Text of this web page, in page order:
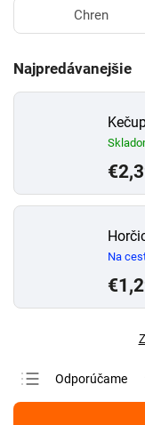
Chren
Najpredávanejšie
Na
Odporúčame